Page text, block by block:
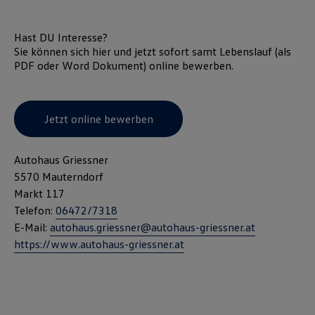
Hast DU Interesse?
Sie können sich hier und jetzt sofort samt Lebenslauf (als
PDF oder Word Dokument) online bewerben.
Jetzt online bewerben
Autohaus Griessner
5570 Mauterndorf
Markt 117
Telefon: 06472/7318
E-Mail: autohaus.griessner@autohaus-griessner.at
https://www.autohaus-griessner.at